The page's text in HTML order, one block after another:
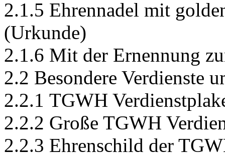
2.1.5 Ehrennadel mit
(Urkunde)
2.1.6 Mit der Ernennung
2.2 Besondere Verdienste
2.2.1 TGWH
2.2.2 Große TGWH
2.2.3 Ehrenschild der